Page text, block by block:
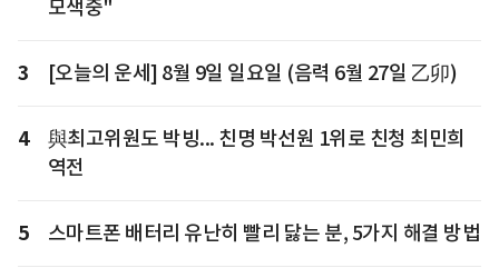
모색중"
3 [오늘의 운세] 8월 9일 일요일 (음력 6월 27일 乙卯)
4
與최고위원도 박빙... 친명 박선원 1위로 친청 최민희
역전
5 스마트폰 배터리 유난히 빨리 닳는 분, 5가지 해결 방법